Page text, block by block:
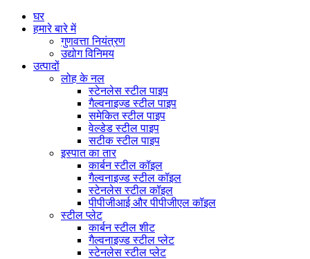
घर
हमारे बारे में
गुणवत्ता नियंत्रण
उद्योग विनिमय
उत्पादों
लोह के नल
स्टेनलेस स्टील पाइप
गैल्वनाइज्ड स्टील पाइप
समेकित स्टील पाइप
वेल्डेड स्टील पाइप
सटीक स्टील पाइप
इस्पात का तार
कार्बन स्टील कॉइल
गैल्वनाइज्ड स्टील कॉइल
स्टेनलेस स्टील कॉइल
पीपीजीआई और पीपीजीएल कॉइल
स्टील प्लेट
कार्बन स्टील शीट
गैल्वनाइज्ड स्टील प्लेट
स्टेनलेस स्टील प्लेट